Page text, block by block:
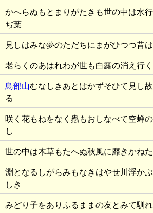
かへらぬもとまりがたきも世の中は水
ぢ葉
見しはみな夢のただちにまがひつつ昔
老らくのあはれわが世も白露の消え行
鳥部山むなしきあとはかずそひて見し
る
咲く花もねをなく蟲もおしなべて空蝉
し
世の中は木草もたへぬ秋風に靡きかね
淵となるしがらみもなきはやせ川浮か
しき
みどり子をありふるままの友とみて馴